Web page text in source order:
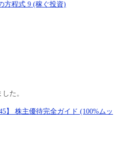
方程式 9 (稼ぐ投資)
た。
】 株主優待完全ガイド (100%ムッ